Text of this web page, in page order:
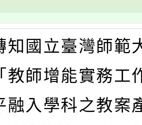
知國立臺灣師範
教師增能實務工
融入學科之教案